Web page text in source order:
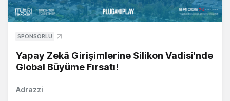
SPONSORLU
Yapay Zekâ Girişimlerine Silikon Vadisi'nde
Global Büyüme Fırsatı!
Adrazzi